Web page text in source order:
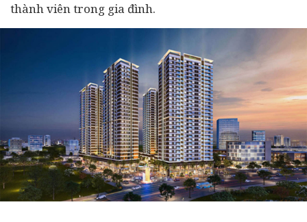
thành viên trong gia đình.